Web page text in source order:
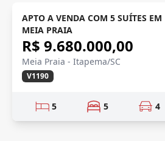
ENTREGA 2027
Vídeo
APTO A VENDA COM 5 SUÍTES EM
MEIA PRAIA
R$ 9.680.000,00
Meia Praia - Itapema/SC
V1190
5 5 4